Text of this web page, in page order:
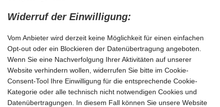
Widerruf der Einwilligung:
Vom Anbieter wird derzeit keine Möglichkeit für einen einfachen
Opt-out oder ein Blockieren der Datenübertragung angeboten.
Wenn Sie eine Nachverfolgung Ihrer Aktivitäten auf unserer
Website verhindern wollen, widerrufen Sie bitte im Cookie-
Consent-Tool Ihre Einwilligung für die entsprechende Cookie-
Kategorie oder alle technisch nicht notwendigen Cookies und
Datenübertragungen. In diesem Fall können Sie unsere Website